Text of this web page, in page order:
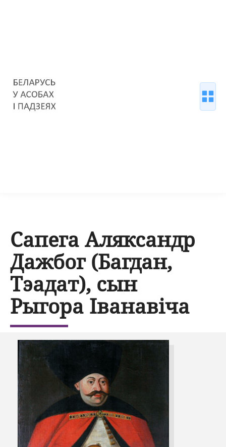
Сапега Аляксандр
Дажбог (Багдан,
Тэадат), сын
Рыгора Іванавіча